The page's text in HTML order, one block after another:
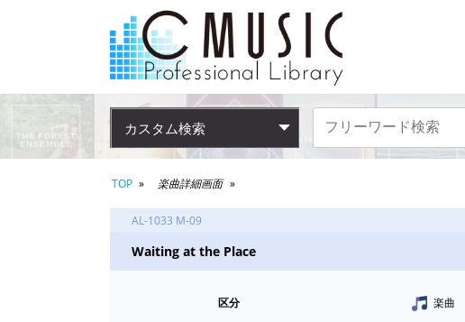
カスタム検索
TOP 楽曲詳細画面
AL-1033 M-09
Waiting at the Place
区分
楽曲